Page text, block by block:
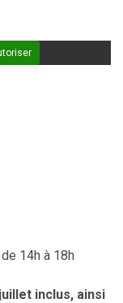
14h à 18h
inclus, ainsi